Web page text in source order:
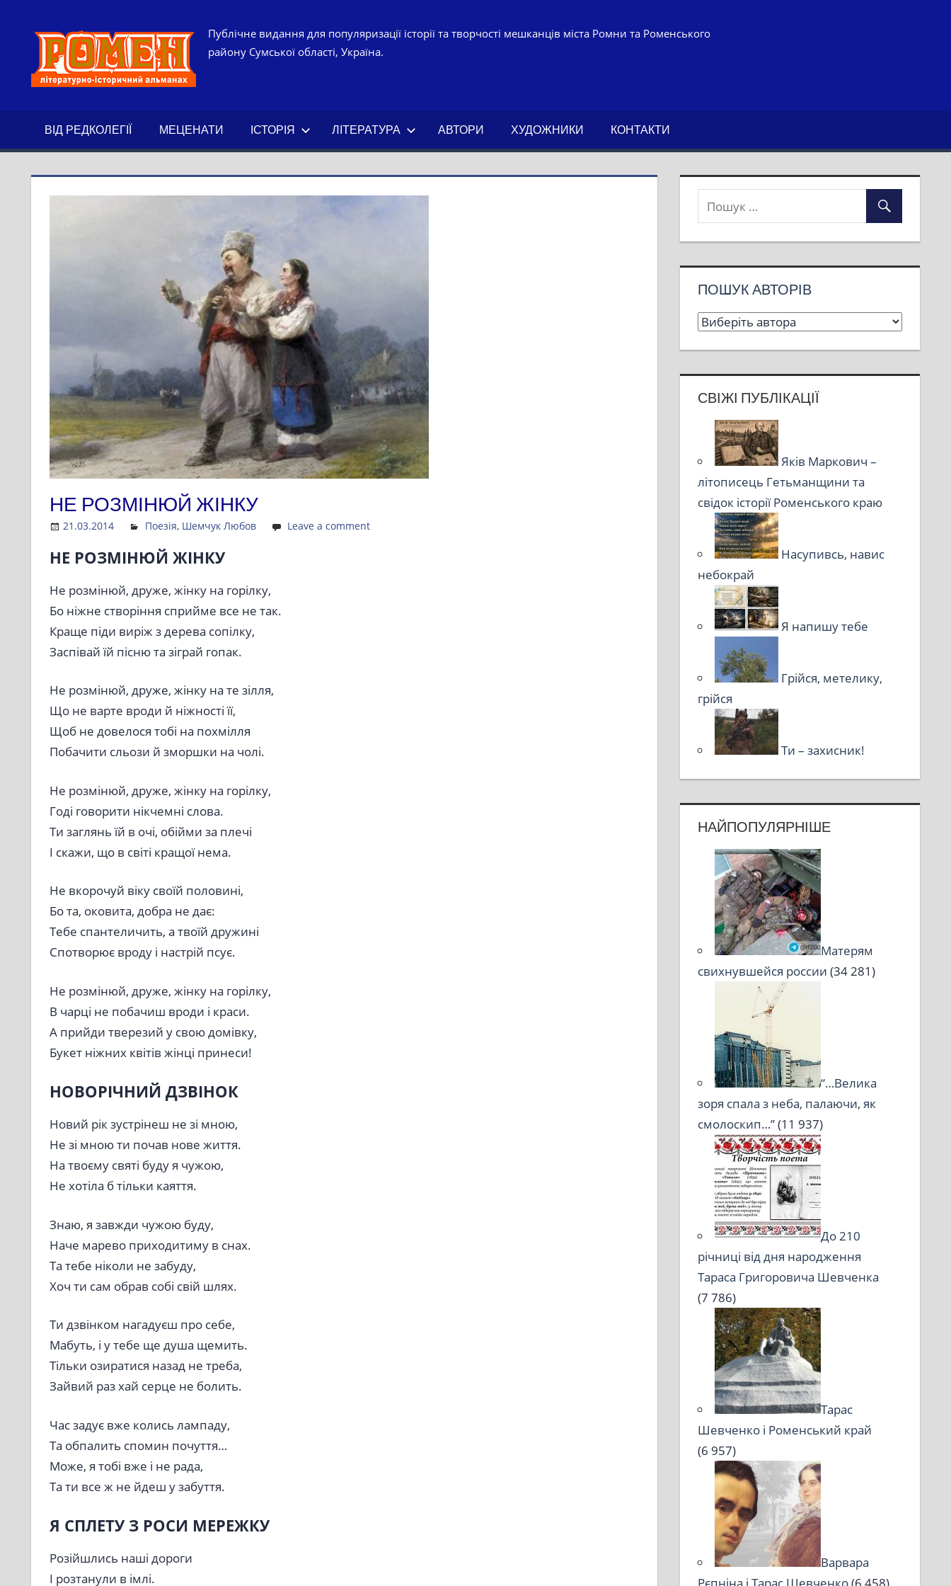
РОМЕН.
ІСТОРИЧНИЙ
АЛЬМАНАХ.
Публічне видання для популяризації історії та творчості мешканців міста Ромни та Роменського
району Сумської області, Україна.
ВІД РЕДКОЛЕГІЇ МЕЦЕНАТИ ІСТОРІЯ ЛІТЕРАТУРА АВТОРИ ХУДОЖНИКИ КОНТАКТИ
НЕ РОЗМІНЮЙ ЖІНКУ
21.03.2014 Admin
Поезія, Шемчук Любов Leave a comment
НЕ РОЗМІНЮЙ ЖІНКУ
Не розмінюй, друже, жінку на горілку,
Бо ніжне створіння сприйме все не так.
Краще піди виріж з дерева сопілку,
Заспівай їй пісню та зіграй гопак.
Не розмінюй, друже, жінку на те зілля,
Що не варте вроди й ніжності її,
Щоб не довелося тобі на похмілля
Побачити сльози й зморшки на чолі.
Не розмінюй, друже, жінку на горілку,
Годі говорити нікчемні слова.
Ти заглянь їй в очі, обійми за плечі
І скажи, що в світі кращої нема.
Не вкорочуй віку своїй половині,
Бо та, оковита, добра не дає:
Тебе спантеличить, а твоїй дружині
Спотворює вроду і настрій псує.
Не розмінюй, друже, жінку на горілку,
В чарці не побачиш вроди і краси.
А прийди тверезий у свою домівку,
Букет ніжних квітів жінці принеси!
НОВОРІЧНИЙ ДЗВІНОК
Новий рік зустрінеш не зі мною,
Не зі мною ти почав нове життя.
На твоєму святі буду я чужою,
Не хотіла б тільки каяття.
Знаю, я завжди чужою буду,
Наче марево приходитиму в снах.
Та тебе ніколи не забуду,
Хоч ти сам обрав собі свій шлях.
Ти дзвінком нагадуєш про себе,
Мабуть, і у тебе ще душа щемить.
Тільки озиратися назад не треба,
Зайвий раз хай серце не болить.
Час задує вже колись лампаду,
Та обпалить спомин почуття…
Може, я тобі вже і не рада,
Та ти все ж не йдеш у забуття.
Я СПЛЕТУ З РОСИ МЕРЕЖКУ
Розійшлись наші дороги
І розтанули в імлі.
ПОШУК АВТОРІВ
СВІЖІ ПУБЛІКАЦІЇ
Яків Маркович –
літописець Гетьманщини та
свідок історії Роменського краю
Насупивсь, навис
небокрай
Я напишу тебе
Грійся, метелику,
грійся
Ти – захисник!
НАЙПОПУЛЯРНІШЕ
Матерям
свихнувшейся россии (34 281)
“…Велика
зоря спала з неба, палаючи, як
смолоскип…”(11 937)
До 210
річниці від дня народження
Тараса Григоровича Шевченка
(7 786)
Тарас
Шевченко і Роменський край
(6 957)
Варвара
Рєпніна і Тарас Шевченко(6 458)